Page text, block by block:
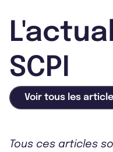
SCPI
Voir tous les
Tous ces articles